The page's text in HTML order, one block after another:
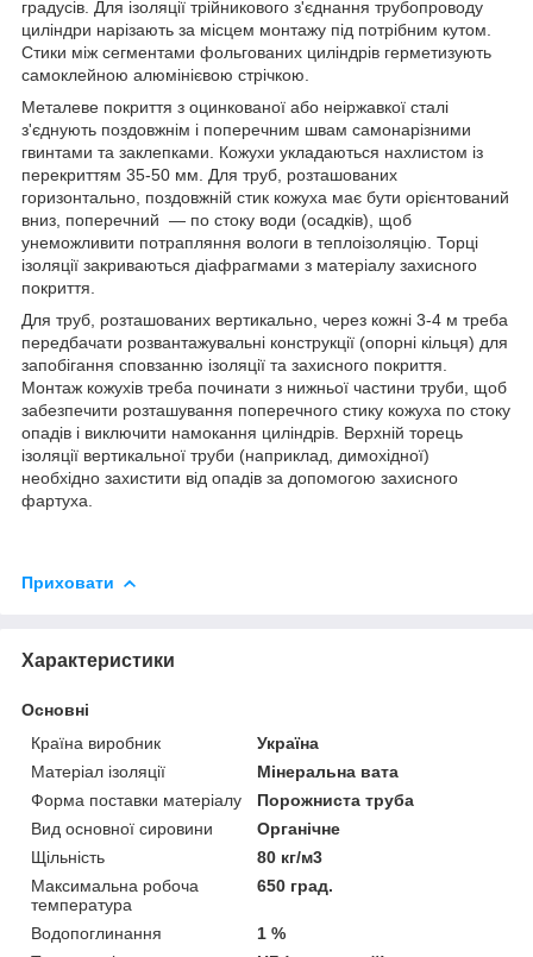
градусів. Для ізоляції трійникового з'єднання трубопроводу
циліндри нарізають за місцем монтажу під потрібним кутом.
Стики між сегментами фольгованих циліндрів герметизують
самоклейною алюмінієвою стрічкою.
Металеве покриття з оцинкованої або неіржавкої сталі
з'єднують поздовжнім і поперечним швам самонарізними
гвинтами та заклепками. Кожухи укладаються нахлистом із
перекриттям 35-50 мм. Для труб, розташованих
горизонтально, поздовжній стик кожуха має бути орієнтований
вниз, поперечний — по стоку води (осадків), щоб
унеможливити потрапляння вологи в теплоізоляцію. Торці
ізоляції закриваються діафрагмами з матеріалу захисного
покриття.
Для труб, розташованих вертикально, через кожні 3-4 м треба
передбачати розвантажувальні конструкції (опорні кільця) для
запобігання сповзанню ізоляції та захисного покриття.
Монтаж кожухів треба починати з нижньої частини труби, щоб
забезпечити розташування поперечного стику кожуха по стоку
опадів і виключити намокання циліндрів. Верхній торець
ізоляції вертикальної труби (наприклад, димохідної)
необхідно захистити від опадів за допомогою захисного
фартуха.
Приховати
Характеристики
Основні
Країна виробник
Україна
Матеріал ізоляції
Мінеральна вата
Форма поставки матеріалу
Порожниста труба
Вид основної сировини
Органічне
Щільність
80 кг/м3
Максимальна робоча
температура
650 град.
Водопоглинання
1 %